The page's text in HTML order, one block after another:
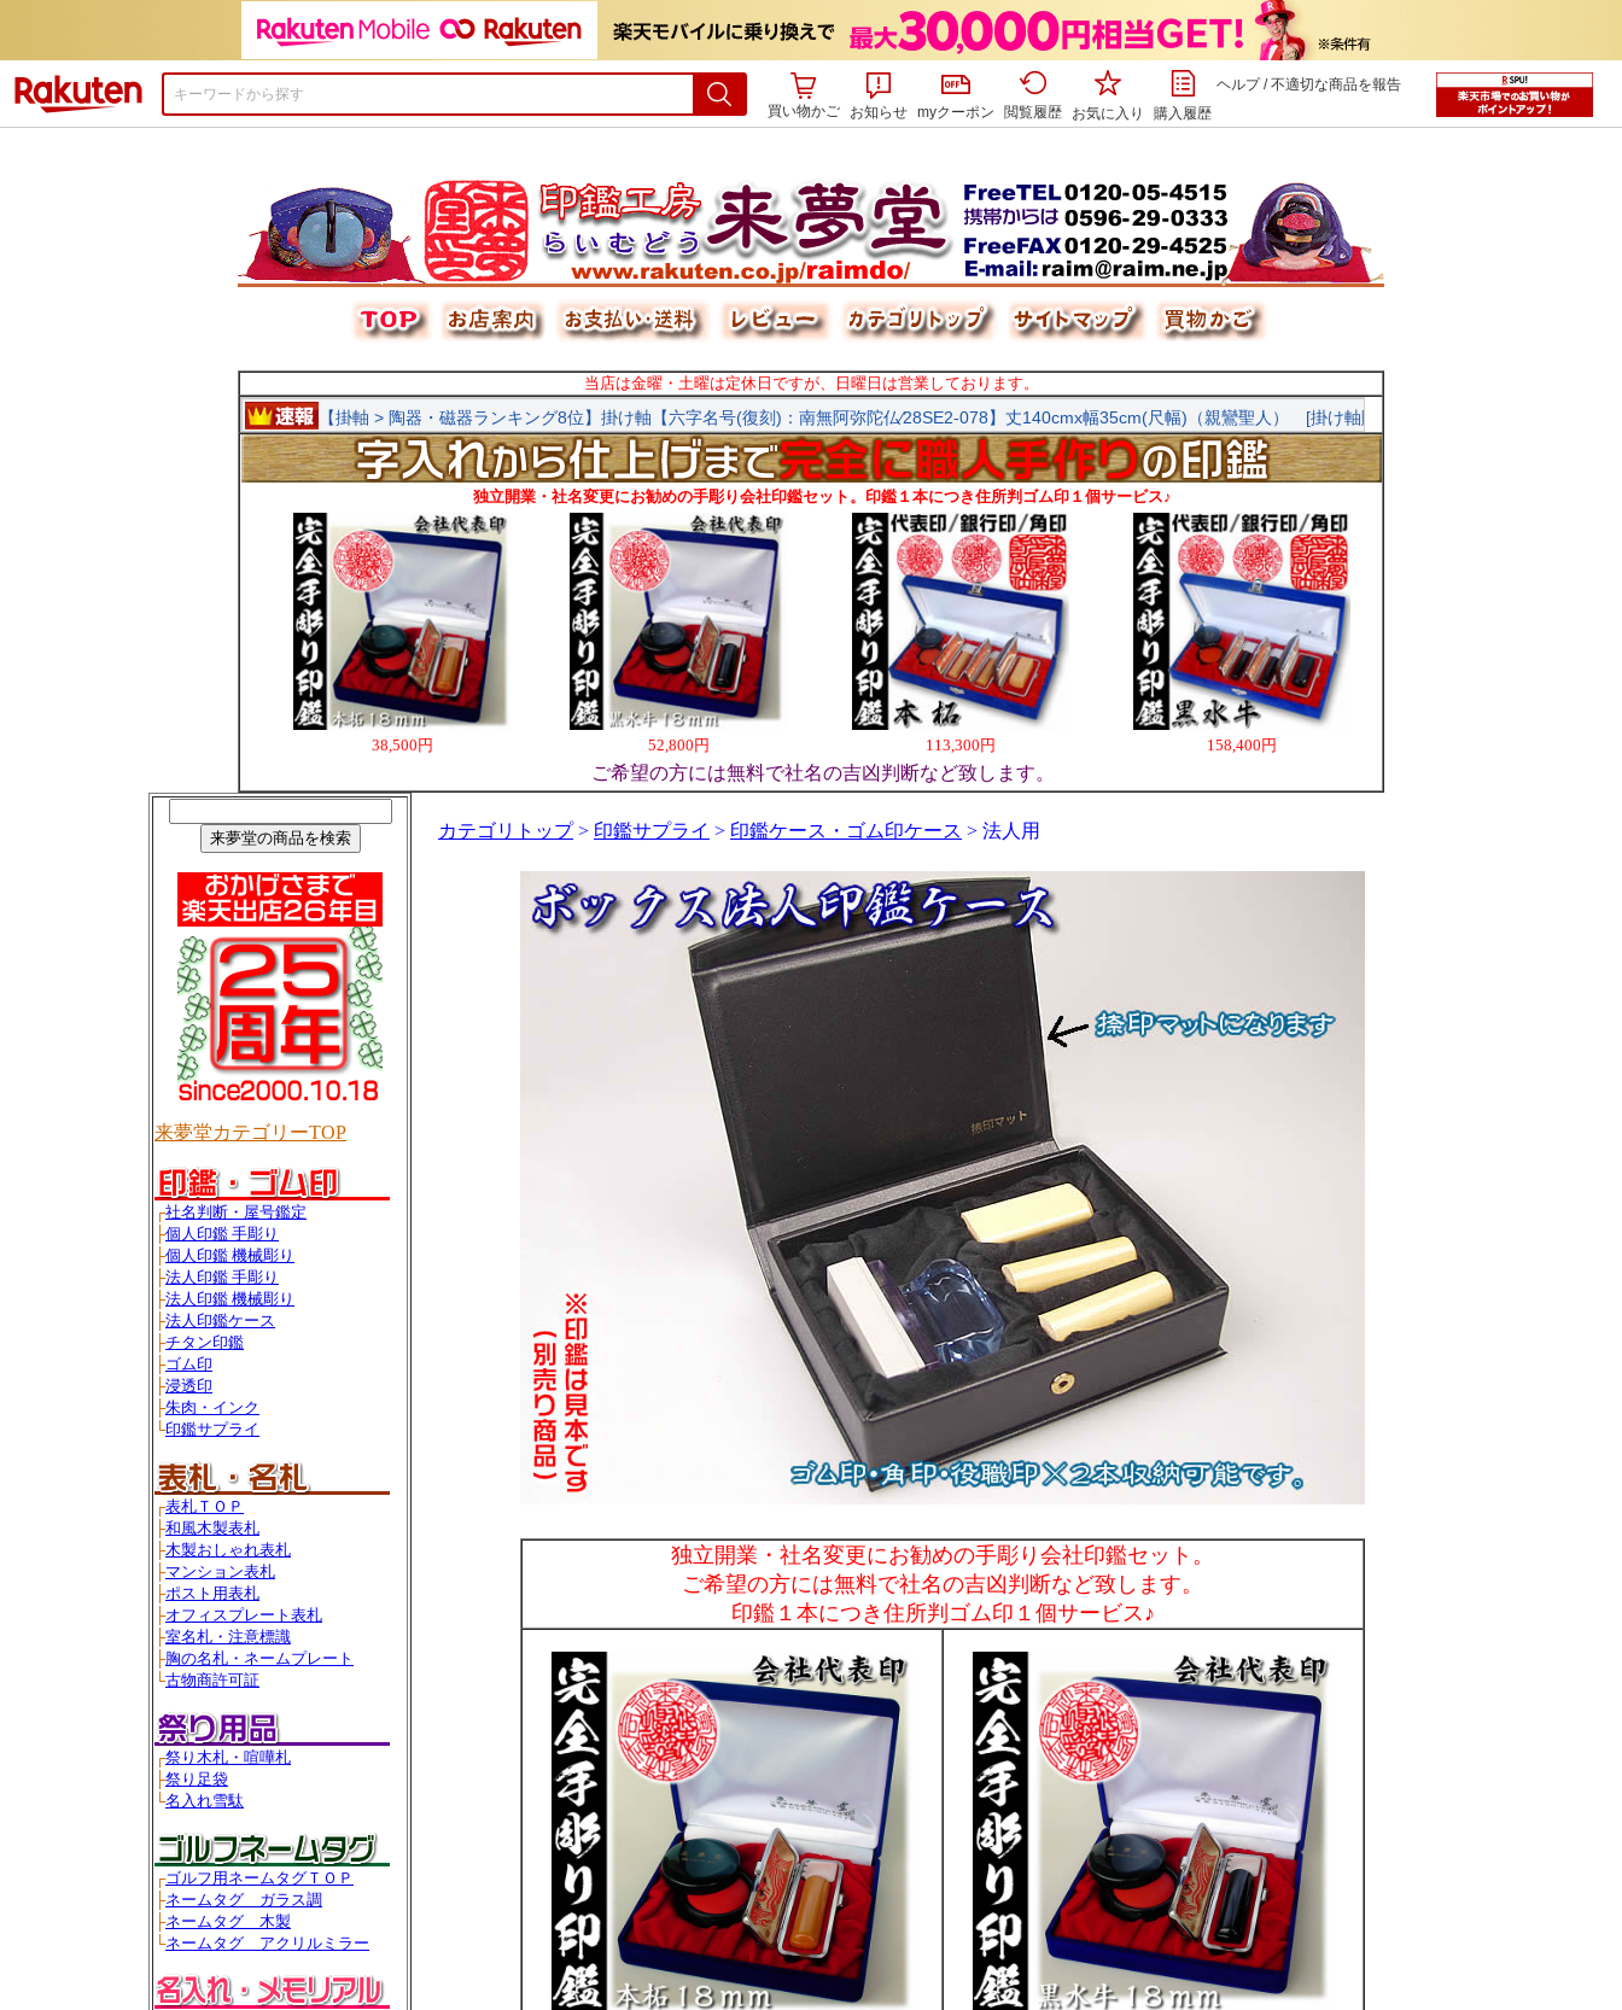
買い物かご
お知らせ myクーポン 閲覧履歴 お気に入り 購入履歴
ヘルプ/不適切な商品を報告
当店は金曜・土曜は定休日ですが、日曜日は営業しております。
独立開業・社名変更にお勧めの手彫り会社印鑑セット。印鑑１本につき住所判ゴム印１個サービス♪
38,500円 52,800円 113,300円 158,400円
ご希望の方には無料で社名の吉凶判断など致します。
来夢堂カテゴリーTOP
┌社名判断・屋号鑑定
├個人印鑑 手彫り
├個人印鑑 機械彫り
├法人印鑑 手彫り
├法人印鑑 機械彫り
├法人印鑑ケース
├チタン印鑑
├ゴム印
├浸透印
├朱肉・インク
└印鑑サプライ
┌表札ＴＯＰ
├和風木製表札
├木製おしゃれ表札
├マンション表札
├ポスト用表札
├オフィスプレート表札
├室名札・注意標識
├胸の名札・ネームプレート
└古物商許可証
┌祭り木札・喧嘩札
├祭り足袋
└名入れ雪駄
┌ゴルフ用ネームタグＴＯＰ
├ネームタグ ガラス調
├ネームタグ 木製
└ネームタグ アクリルミラー
カテゴリトップ> 印鑑サプライ > 印鑑ケース・ゴム印ケース > 法人用
独立開業・社名変更にお勧めの手彫り会社印鑑セット。
ご希望の方には無料で社名の吉凶判断など致します。
印鑑１本につき住所判ゴム印１個サービス♪